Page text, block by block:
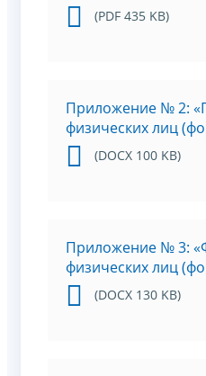
(PDF 435 KB)
Приложение № 2:
физических лиц
(DOCX 100 KB)
Приложение № 3:
физических лиц
(DOCX 130 KB)